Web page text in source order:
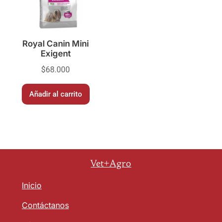
Royal Canin Mini
Exigent
$68.000
Añadir al carrito
Vet+Agro
Inicio
Contáctanos